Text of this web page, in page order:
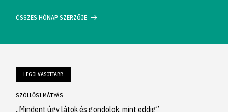
ÖSSZES HÓNAP SZERZŐJE
LEGOLVASOTTABB
SZÖLLŐSI MÁTYÁS
„Mindent úgy látok és gondolok, mint eddig”